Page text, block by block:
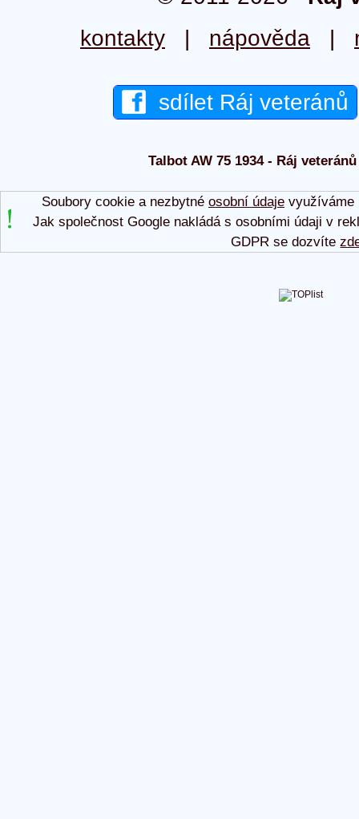
kontakty | nápověda |
sdílet Ráj veteránů
Talbot AW 75 1934 - Ráj
Soubory cookie a nezbytné osobní údajevyužíváme
Jak společnost Google nakládá s osobními údaji v
GDPR se dozvíte